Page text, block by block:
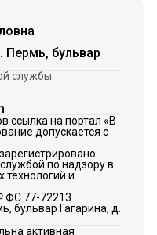
Пермь, бульвар
службы:
ссылка на портал «В
допускается с
по надзору в
и
ФС 77-72213
бульвар Гагарина, д.
активная